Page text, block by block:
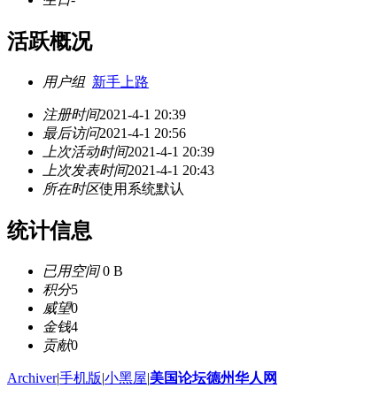
活跃概况
用户组 新手上路
注册时间2021-4-1 20:39
最后访问2021-4-1 20:56
上次活动时间2021-4-1 20:39
上次发表时间2021-4-1 20:43
所在时区使用系统默认
统计信息
已用空间0 B
积分5
威望0
金钱4
贡献0
Archiver|手机版|小黑屋|美国论坛德州华人网